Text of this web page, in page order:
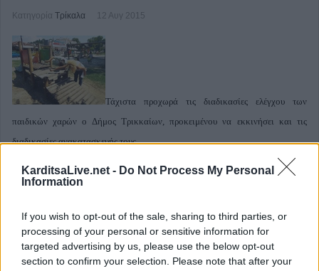
KarditsaLive.net - Do Not Process My Personal
Information
If you wish to opt-out of the sale, sharing to third parties, or
processing of your personal or sensitive information for
targeted advertising by us, please use the below opt-out
section to confirm your selection. Please note that after your
Κατηγορία Τρίκαλα 12 Αυγ 2015
Τάχιστα προχωρά τις διαδικασίες ελέγχου των
παιδικών χαρών ο Δήμος Τρικκαίων, προκειμένου να εκκινήσει και τις
διαδικασίες ανακατασκευής τους.
Πρόγραμμα Μεταπτυχιακών Σπουδών
από το Τμήμα Πολιτικών Μηχανικών